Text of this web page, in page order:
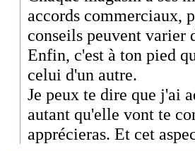
accords commerciaux,
conseils peuvent varier
Enfin, c'est à ton pied
celui d'un autre.
Je peux te dire que j'ai
autant qu'elle vont te
apprécieras. Et cet